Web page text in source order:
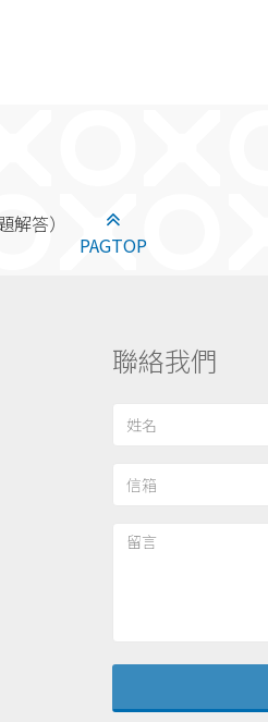
答）
PAGTOP
聯絡我們